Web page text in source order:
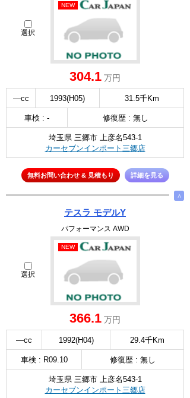
選択
NEW
304.1 万円
—cc 1993(H05) 31.5千Km
車検 : - 修復歴 : 無し
埼玉県 三郷市 上彦名543-1
カーセブンインポート三郷店
無料お問い合わせ & 見積もり 詳細を見る
∧
テスラ モデルY
パフォーマンス AWD
選択
NEW
366.1 万円
—cc 1992(H04) 29.4千Km
車検 : R09.10 修復歴 : 無し
埼玉県 三郷市 上彦名543-1
カーセブンインポート三郷店